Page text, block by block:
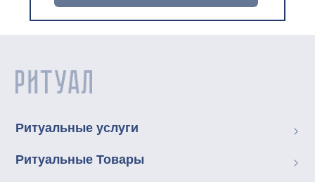
Ритуальные услуги
Ритуальные Товары